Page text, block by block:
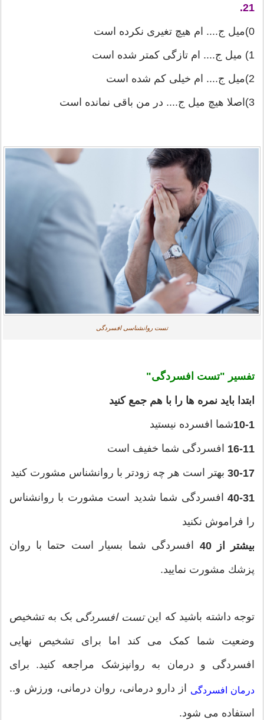
21.
0)میل ج.... ام هیچ تغیری نكرده است
1) میل ج.... ام تازگی كمتر شده است
2)میل ج.... ام خیلی كم شده است
3)اصلا هیچ میل ج.... در من باقی نمانده است
تست روانشناسی افسردگی
تفسیر "تست افسردگی"
ابتدا باید نمره ها را با هم جمع كنید
10-1شما افسرده نیستید
16-11 افسردگی شما خفیف است
30-17بهتر است هر چه زودتر با روانشناس مشورت كنید
40-31افسردگی شما شدید است مشورت با روانشناس
را فراموش نكنید
بیشتر از 40 افسردگی شما بسیار است حتما با روان
پزشك مشورت نمایید.
توجه داشته باشید که اینتست افسردگی بک به تشخیص
وضعیت شما کمک می کند اما برای تشخیص نهایی
افسردگی و درمان به روانپزشک مراجعه کنید. برای
درمان افسردگی از دارو درمانی، روان درمانی، ورزش و..
استفاده می شود.